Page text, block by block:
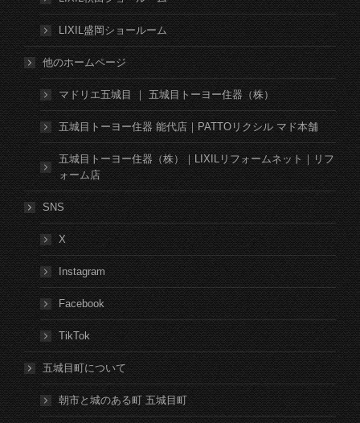
LIXIL盛岡ショールーム
他のホームページ
マドリエ五城目 ｜ 五城目トーヨー住器（株）
五城目トーヨー住器 能代店｜PATTOリクシル マド本舗
五城目トーヨー住器（株）｜LIXILリフォームネット｜リフ
ォーム店
SNS
X
Instagram
Facebook
TikTok
五城目町について
朝市と城のある町 五城目町